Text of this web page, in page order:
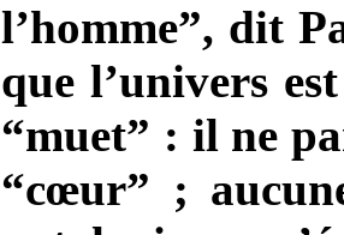
l’homme”, dit
que l’univers
“muet” : il ne
“cœur” ;